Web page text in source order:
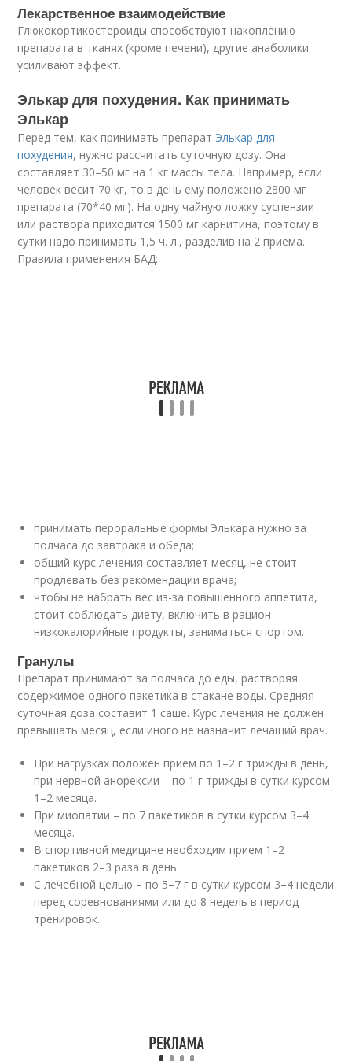
Лекарственное взаимодействие
Глюкокортикостероиды способствуют накоплению
препарата в тканях (кроме печени), другие анаболики
усиливают эффект.
Элькар для похудения. Как принимать
Элькар
Перед тем, как принимать препарат Элькар для
похудения, нужно рассчитать суточную дозу. Она
составляет 30–50 мг на 1 кг массы тела. Например, если
человек весит 70 кг, то в день ему положено 2800 мг
препарата (70*40 мг). На одну чайную ложку суспензии
или раствора приходится 1500 мг карнитина, поэтому в
сутки надо принимать 1,5 ч. л., разделив на 2 приема.
Правила применения БАД:
принимать пероральные формы Элькара нужно за
полчаса до завтрака и обеда;
общий курс лечения составляет месяц, не стоит
продлевать без рекомендации врача;
чтобы не набрать вес из-за повышенного аппетита,
стоит соблюдать диету, включить в рацион
низкокалорийные продукты, заниматься спортом.
Гранулы
Препарат принимают за полчаса до еды, растворяя
содержимое одного пакетика в стакане воды. Средняя
суточная доза составит 1 саше. Курс лечения не должен
превышать месяц, если иного не назначит лечащий врач.
При нагрузках положен прием по 1–2 г трижды в день,
при нервной анорексии – по 1 г трижды в сутки курсом
1–2 месяца.
При миопатии – по 7 пакетиков в сутки курсом 3–4
месяца.
В спортивной медицине необходим прием 1–2
пакетиков 2–3 раза в день.
С лечебной целью – по 5–7 г в сутки курсом 3–4 недели
перед соревнованиями или до 8 недель в период
тренировок.